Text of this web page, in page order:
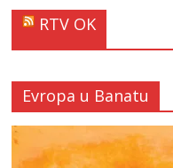
RTV OK
Evropa u Banatu